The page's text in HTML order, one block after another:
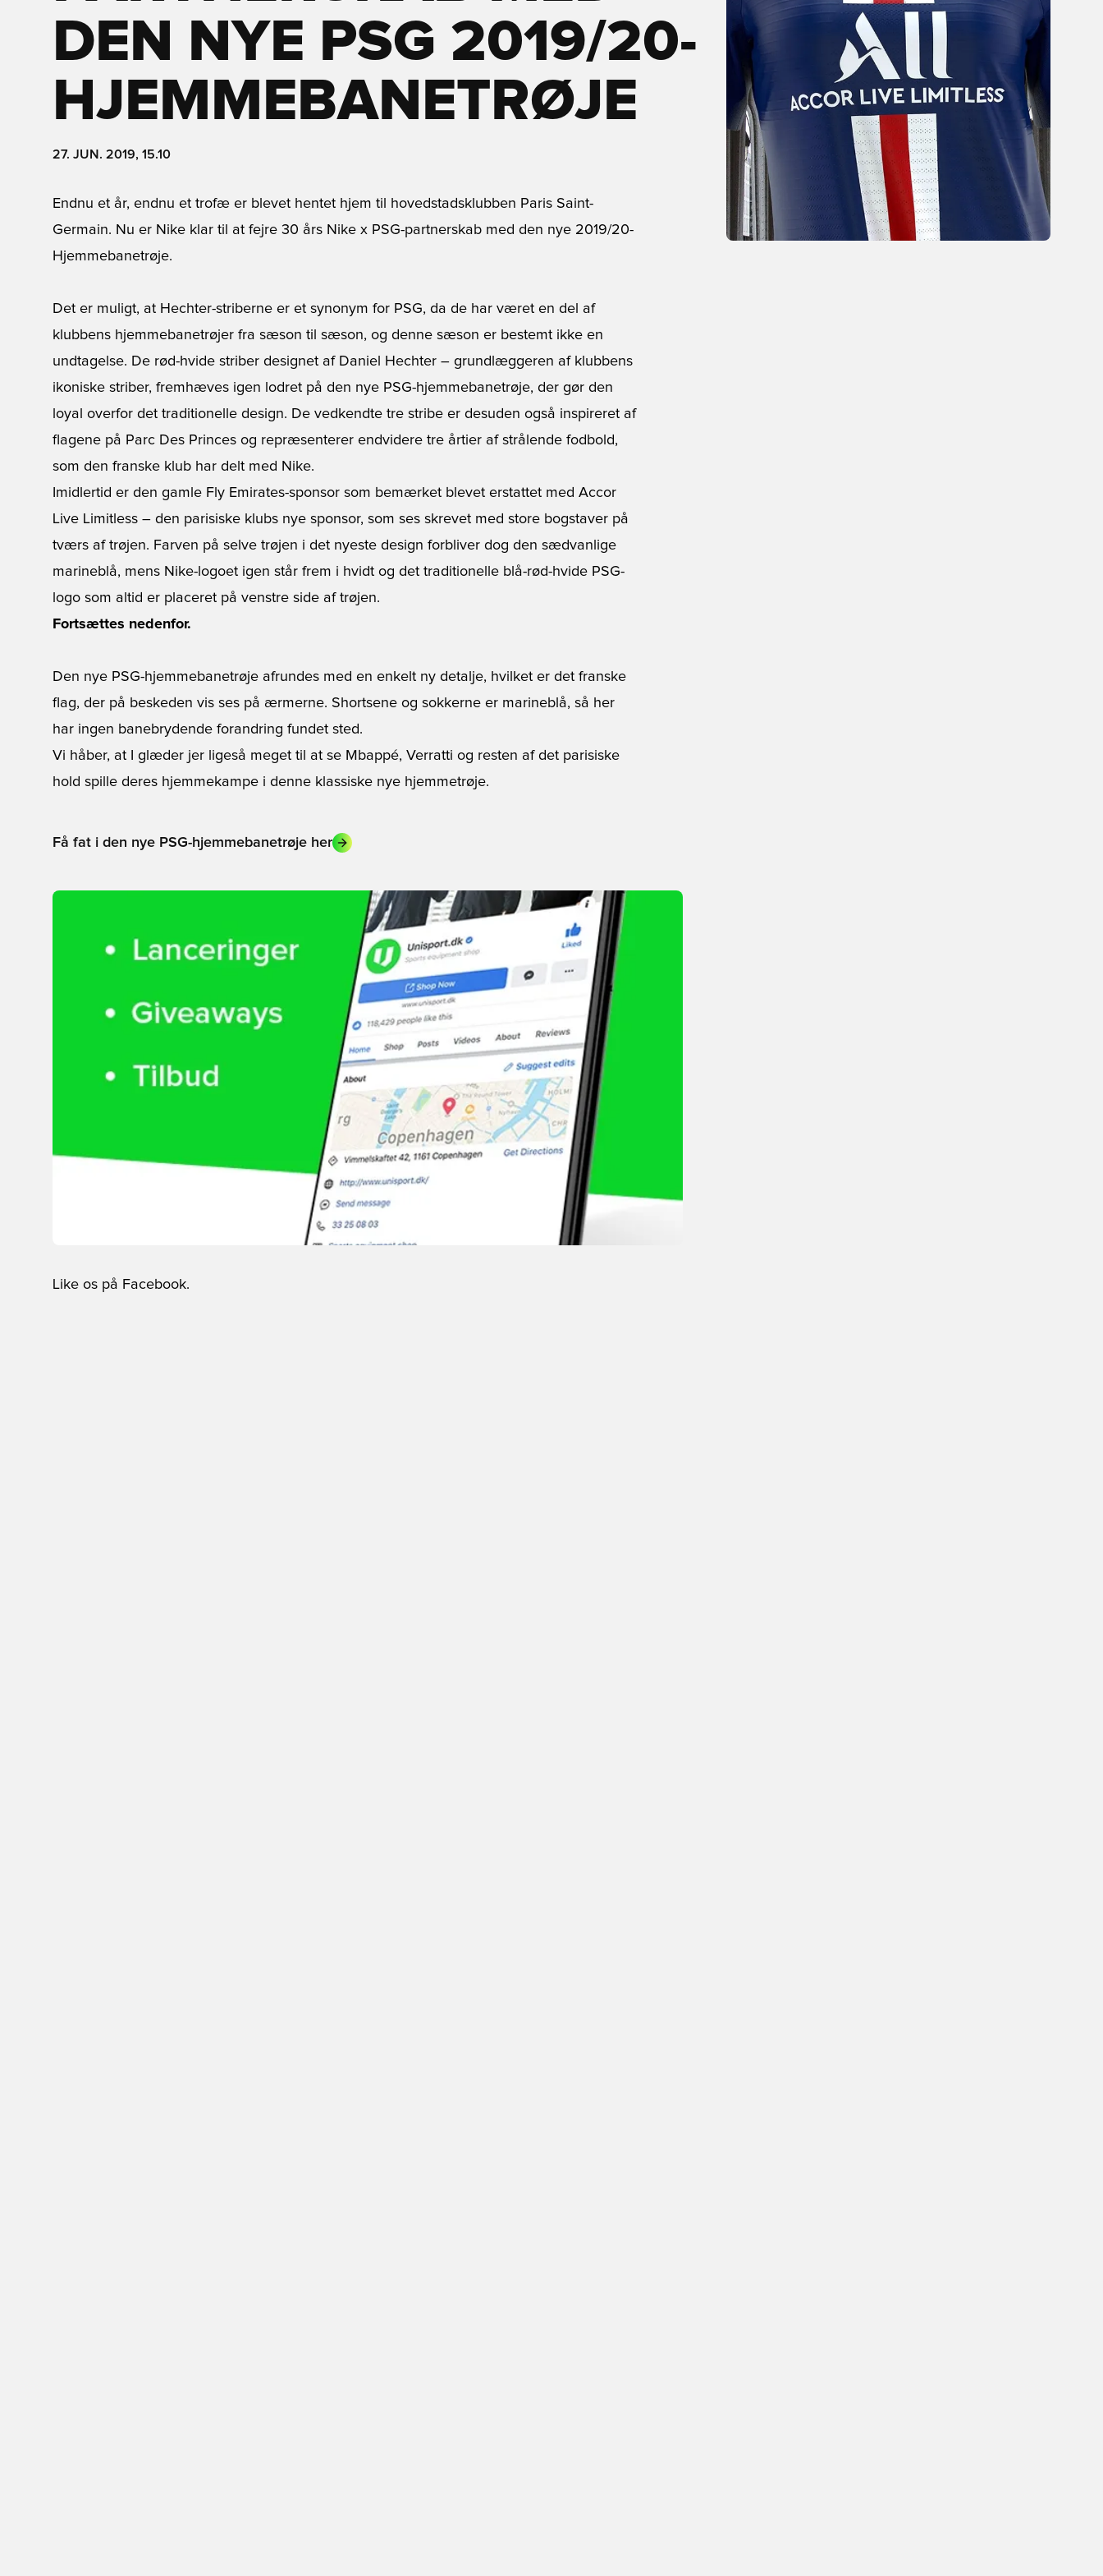
DEN NYE PSG 2019/20-
HJEMMEBANETRØJE
27. JUN. 2019, 15.10
Endnu et år, endnu et trofæ er blevet hentet hjem til hovedstadsklubben Paris Saint-
Germain. Nu er Nike klar til at fejre 30 års Nike x PSG-partnerskab med den nye 2019/20-
Hjemmebanetrøje.
Det er muligt, at Hechter-striberne er et synonym for PSG, da de har været en del af
klubbens hjemmebanetrøjer fra sæson til sæson, og denne sæson er bestemt ikke en
undtagelse. De rød-hvide striber designet af Daniel Hechter – grundlæggeren af klubbens
ikoniske striber, fremhæves igen lodret på den nye PSG-hjemmebanetrøje, der gør den
loyal overfor det traditionelle design. De vedkendte tre stribe er desuden også inspireret af
flagene på Parc Des Princes og repræsenterer endvidere tre årtier af strålende fodbold,
som den franske klub har delt med Nike.
Imidlertid er den gamle Fly Emirates-sponsor som bemærket blevet erstattet med Accor
Live Limitless – den parisiske klubs nye sponsor, som ses skrevet med store bogstaver på
tværs af trøjen. Farven på selve trøjen i det nyeste design forbliver dog den sædvanlige
marineblå, mens Nike-logoet igen står frem i hvidt og det traditionelle blå-rød-hvide PSG-
logo som altid er placeret på venstre side af trøjen.
Fortsættes nedenfor.
Den nye PSG-hjemmebanetrøje afrundes med en enkelt ny detalje, hvilket er det franske
flag, der på beskeden vis ses på ærmerne. Shortsene og sokkerne er marineblå, så her
har ingen banebrydende forandring fundet sted.
Vi håber, at I glæder jer ligeså meget til at se Mbappé, Verratti og resten af det parisiske
hold spille deres hjemmekampe i denne klassiske nye hjemmetrøje.
Få fat i den nye PSG-hjemmebanetrøje her
Like os på Facebook.